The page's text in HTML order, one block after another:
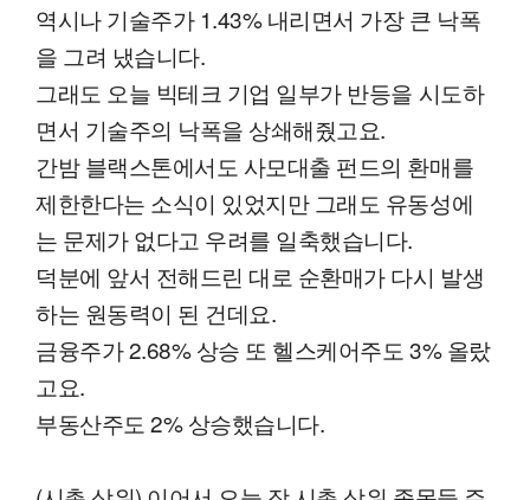
역시나 기술주가 1.43% 내리면서 가장 큰 낙폭
을 그려 냈습니다.
그래도 오늘 빅테크 기업 일부가 반등을 시도하
면서 기술주의 낙폭을 상쇄해줬고요.
간밤 블랙스톤에서도 사모대출 펀드의 환매를
제한한다는 소식이 있었지만 그래도 유동성에
는 문제가 없다고 우려를 일축했습니다.
덕분에 앞서 전해드린 대로 순환매가 다시 발생
하는 원동력이 된 건데요.
금융주가 2.68% 상승 또 헬스케어주도 3% 올랐
고요.
부동산주도 2% 상승했습니다.